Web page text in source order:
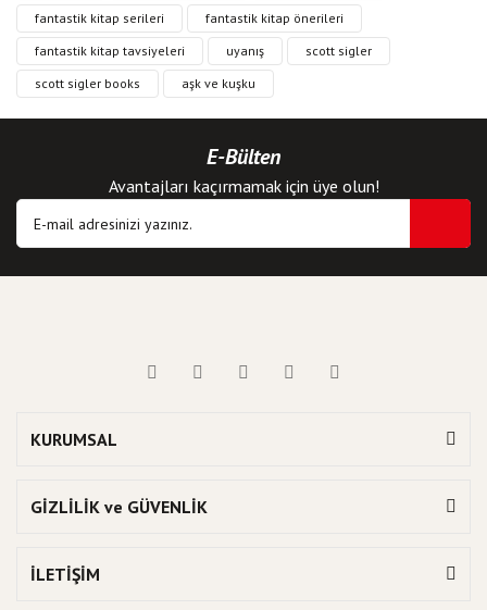
fantastik kitap serileri
fantastik kitap önerileri
fantastik kitap tavsiyeleri
uyanış
scott sigler
scott sigler books
aşk ve kuşku
E-Bülten
Avantajları kaçırmamak için üye olun!
KURUMSAL
GİZLİLİK ve GÜVENLİK
İLETİŞİM